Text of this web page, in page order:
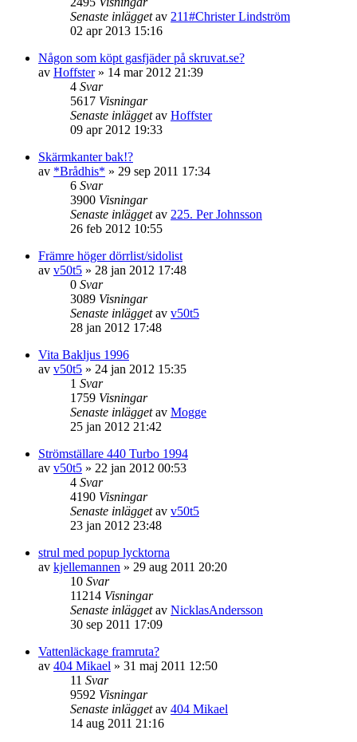
Senaste inläggetav 211#Christer Lindström
02 apr 2013 15:16
Någon som köpt gasfjäder på skruvat.se?
av Hoffster» 14 mar 2012 21:39
4 Svar
5617 Visningar
Senaste inläggetav Hoffster
09 apr 2012 19:33
Skärmkanter bak!?
av *Brådhis* » 29 sep 2011 17:34
6 Svar
3900 Visningar
Senaste inläggetav 225. Per Johnsson
26 feb 2012 10:55
Främre höger dörrlist/sidolist
av v50t5 » 28 jan 2012 17:48
0 Svar
3089 Visningar
Senaste inläggetav v50t5
28 jan 2012 17:48
Vita Bakljus 1996
av v50t5 » 24 jan 2012 15:35
1 Svar
1759 Visningar
Senaste inläggetav Mogge
25 jan 2012 21:42
Strömställare 440 Turbo 1994
av v50t5 » 22 jan 2012 00:53
4 Svar
4190 Visningar
Senaste inläggetav v50t5
23 jan 2012 23:48
strul med popup lycktorna
av kjellemannen » 29 aug 2011 20:20
10 Svar
11214 Visningar
Senaste inläggetav NicklasAndersson
30 sep 2011 17:09
Vattenläckage framruta?
av 404 Mikael » 31 maj 2011 12:50
11 Svar
9592 Visningar
Senaste inläggetav 404 Mikael
14 aug 2011 21:16